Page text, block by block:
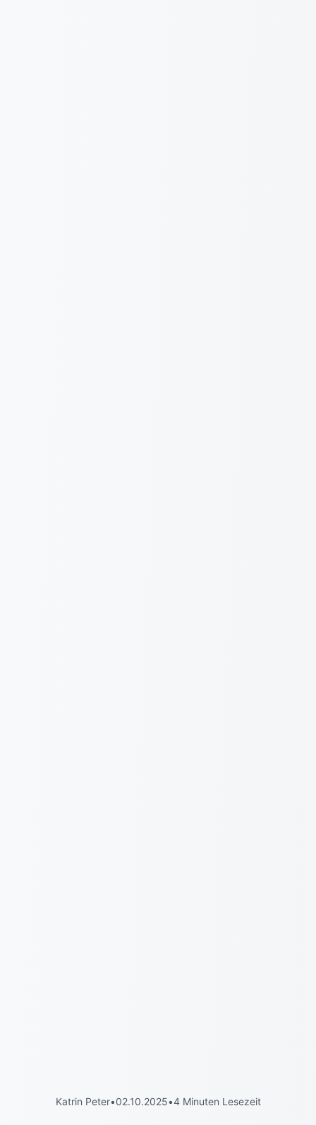
Katrin Peter•02.10.2025•4 Minuten Lesezeit